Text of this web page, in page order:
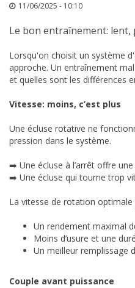
11/06/2025 - 10:10
Le bon entraînement: lent,
Lorsqu'on choisit un système
approche. Un entraînement
et quelles sont les différences
Vitesse: moins, c’est plus
Une écluse rotative ne
pression dans le système.
➡️ Une écluse à l’arrêt offre
➡️ Une écluse qui tourne trop
La vitesse de rotation optimale
Un rendement maximal
Moins d’usure et une
Un meilleur remplissage
Couple avant puissance